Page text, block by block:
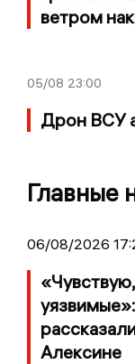
ветром
05/08 23:00
Дрон ВСУ
Главные
06/08/2026
Алексине